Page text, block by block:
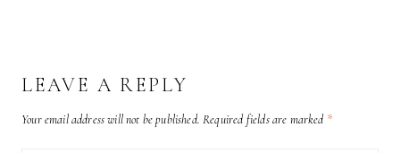
LEAVE A REPLY
Your email address will not be published. Required fields are marked *